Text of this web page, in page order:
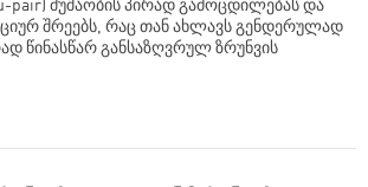
pair) მუშაობის პირად გამოცდილებას და
შრეებს, რაც თან ახლავს გენდერულად
წინასწარ განსაზღვრულ ზრუნვის